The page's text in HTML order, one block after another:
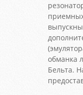
обманка
Бельта.